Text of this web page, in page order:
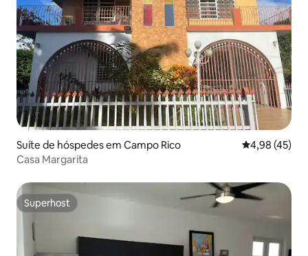
Suíte de hóspedes em Campo Rico Classificação
4,98 (45)
Casa Margarita
Superhost
Superhost